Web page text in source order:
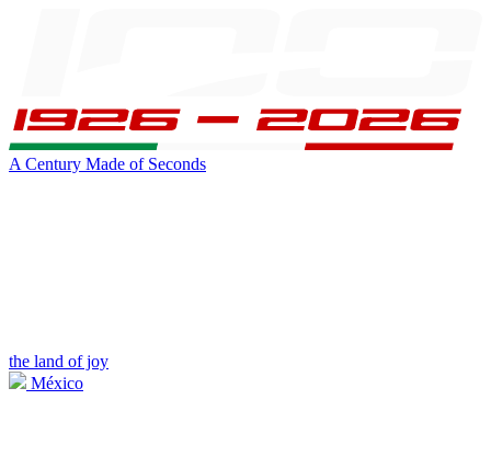
A Century Made of Seconds
the land of joy
México